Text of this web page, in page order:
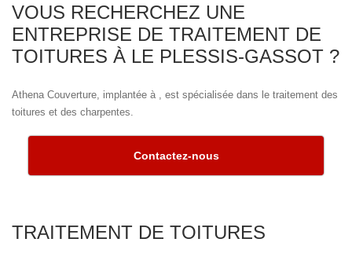
VOUS RECHERCHEZ UNE
ENTREPRISE DE TRAITEMENT DE
TOITURES À LE PLESSIS-GASSOT ?
Athena Couverture, implantée à , est spécialisée dans le traitement des
toitures et des charpentes.
Contactez-nous
TRAITEMENT DE TOITURES